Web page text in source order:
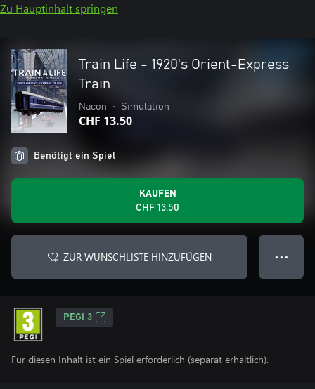
Zu Hauptinhalt springen
Train Life - 1920's Orient-Express
Train
Nacon • Simulation
CHF 13.50
Benötigt ein Spiel
KAUFEN
CHF 13.50
ZUR WUNSCHLISTE HINZUFÜGEN ● ● ●
PEGI 3
Für diesen Inhalt ist ein Spiel erforderlich (separat erhältlich).